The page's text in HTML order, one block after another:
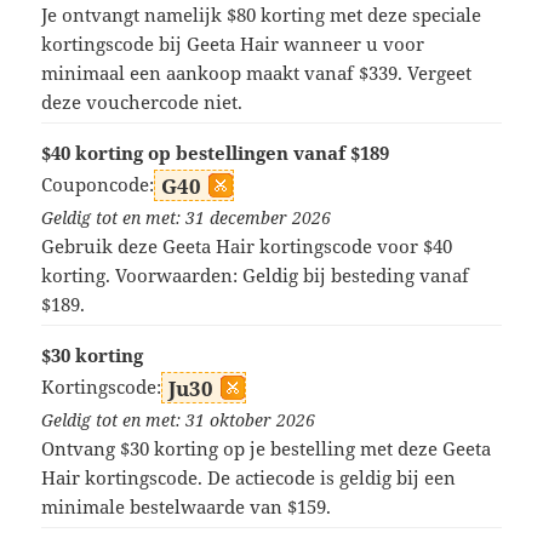
Je ontvangt namelijk $80 korting met deze speciale
kortingscode bij Geeta Hair wanneer u voor
minimaal een aankoop maakt vanaf $339. Vergeet
deze vouchercode niet.
$40 korting op bestellingen vanaf $189
Couponcode: G40
Geldig tot en met: 31 december 2026
Gebruik deze Geeta Hair kortingscode voor $40
korting. Voorwaarden: Geldig bij besteding vanaf
$189.
$30 korting
Kortingscode: Ju30
Geldig tot en met: 31 oktober 2026
Ontvang $30 korting op je bestelling met deze Geeta
Hair kortingscode. De actiecode is geldig bij een
minimale bestelwaarde van $159.